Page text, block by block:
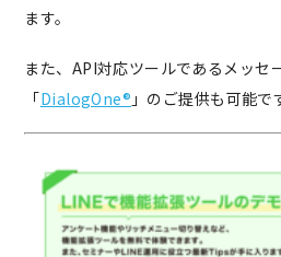
ます。
また、API対応ツールであるメッセ
「DialogOne® 」のご提供も可能で